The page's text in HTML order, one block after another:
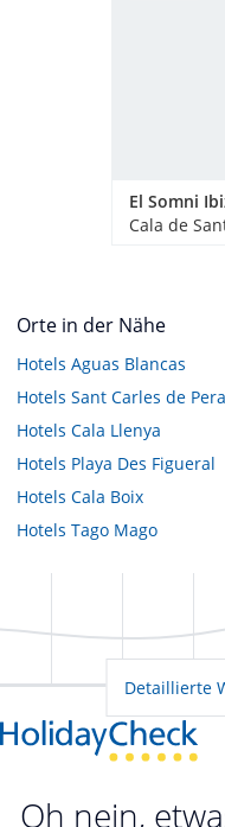
Cala de
Orte in der Nähe
Hotels Aguas Blancas
Hotels Sant Carles de
Hotels Cala Llenya
Hotels Playa Des Figueral
Hotels Cala Boix
Hotels Tago Mago
Detaillierte
Oh nein,